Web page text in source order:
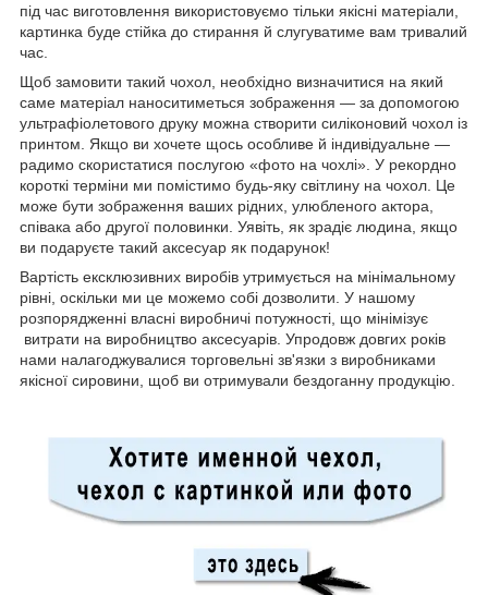
під час виготовлення використовуємо тільки якісні матеріали,
картинка буде стійка до стирання й слугуватиме вам тривалий
час.
Щоб замовити такий чохол, необхідно визначитися на який
саме матеріал наноситиметься зображення — за допомогою
ультрафіолетового друку можна створити силіконовий чохол із
принтом. Якщо ви хочете щось особливе й індивідуальне —
радимо скористатися послугою «фото на чохлі». У рекордно
короткі терміни ми помістимо будь-яку світлину на чохол. Це
може бути зображення ваших рідних, улюбленого актора,
співака або другої половинки. Уявіть, як зрадіє людина, якщо
ви подаруєте такий аксесуар як подарунок!
Вартість ексклюзивних виробів утримується на мінімальному
рівні, оскільки ми це можемо собі дозволити. У нашому
розпорядженні власні виробничі потужності, що мінімізує
витрати на виробництво аксесуарів. Упродовж довгих років
нами налагоджувалися торговельні зв'язки з виробниками
якісної сировини, щоб ви отримували бездоганну продукцію.